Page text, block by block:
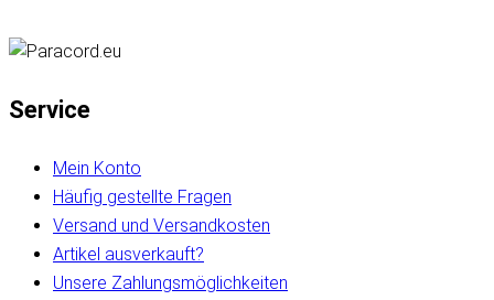
Service
Mein Konto
Häufig gestellte Fragen
Versand und Versandkosten
Artikel ausverkauft?
Unsere Zahlungsmöglichkeiten